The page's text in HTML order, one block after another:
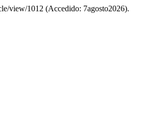
view/1012 (Accedido: 7agosto2026).